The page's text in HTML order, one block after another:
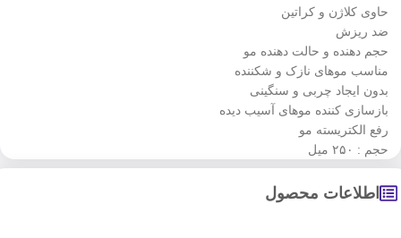
حاوی کلاژن و کراتین
ضد ریزش
حجم دهنده و حالت دهنده مو
مناسب موهای نازک و شکننده
بدون ایجاد چربی و سنگینی
بازسازی کننده موهای آسیب دیده
رفع الکتریسته مو
حجم : ۲۵۰ میل
اطلاعات محصول